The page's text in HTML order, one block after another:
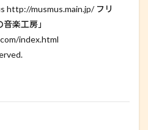
http://musmus.main.jp/ フリ
楽工房」
index.html